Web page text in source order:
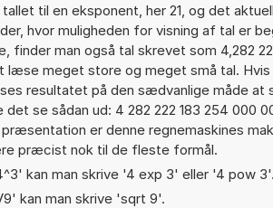
til en eksponent, her 21, og det
hvor muligheden for visning af tal er
finder man også tal skrevet som 4,282
meget store og meget små tal. Hvis
resultatet på den sædvanlige måde at
det se sådan ud: 4 282 222 183 254 000
er denne regnemaskines
præcist nok til de fleste formål.
kan man skrive '4 exp 3' eller '4 pow 3'.
kan man skrive 'sqrt 9'.